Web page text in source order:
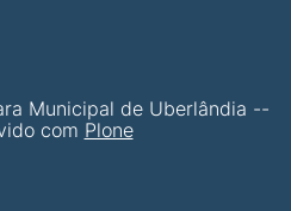
Municipal de Uberlândia --
com Plone